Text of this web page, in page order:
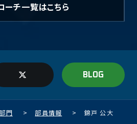
ーチ一覧はこちら
BLOG
門 > 部員情報 > 錦戸 公大